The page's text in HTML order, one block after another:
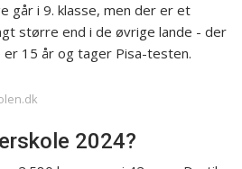
går i 9. klasse, men der er et
større end i de øvrige lande - der
er 15 år og tager Pisa-testen.
2024?